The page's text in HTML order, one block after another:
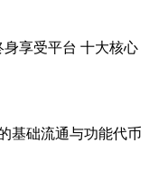
享受平台 十大核心
基础流通与功能代币